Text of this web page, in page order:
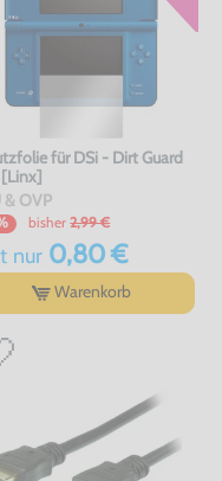
für DSi - Dirt Guard
& OVP
bisher 2,99 €
nur0,80 €
Warenkorb